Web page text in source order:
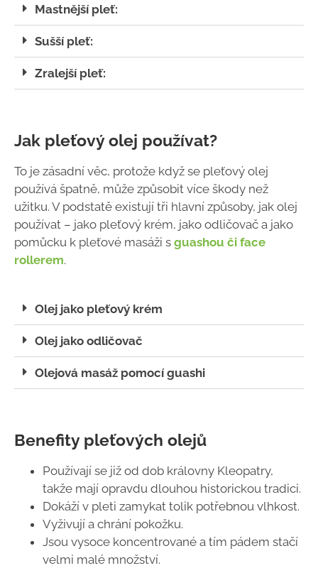
Mastnější pleť:
Sušší pleť:
Zralejší pleť:
Jak pleťový olej používat?
To je zásadní věc, protože když se pleťový olej
používá špatně, může způsobit více škody než
užitku. V podstatě existují tři hlavní způsoby, jak olej
používat – jako pleťový krém, jako odličovač a jako
pomůcku k pleťové masáži s guashou či face
rollerem.
Olej jako pleťový krém
Olej jako odličovač
Olejová masáž pomocí guashi
Benefity pleťových olejů
Používají se již od dob královny Kleopatry,
takže mají opravdu dlouhou historickou tradici.
Dokáží v pleti zamykat tolik potřebnou vlhkost.
Vyživují a chrání pokožku.
Jsou vysoce koncentrované a tím pádem stačí
velmi malé množství.